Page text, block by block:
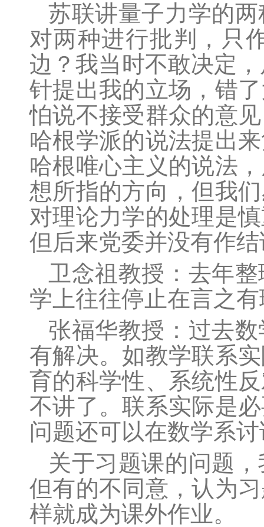
苏联讲量子力学的
对两种进行批判，只
边？我当时不敢决定
针提出我的立场，错
怕说不接受群众的意
哈根学派的说法提出
哈根唯心主义的说法
想所指的方向，但我
对理论力学的处理是
但后来党委并没有作
卫念祖 教授：去年
学上往往停止在言之
张福华教授：过去
有解决。如教学联系
育的科学性、系统性
不讲了。联系实际是
问题还可以在数学系
关于习题课的问题
但有的不同意，认为
样就成为课外作业。